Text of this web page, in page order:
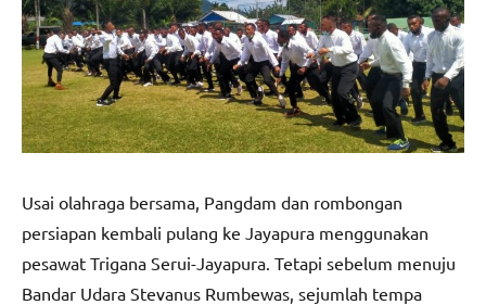
Usai olahraga bersama, Pangdam dan rombongan
persiapan kembali pulang ke Jayapura menggunakan
pesawat Trigana Serui-Jayapura. Tetapi sebelum menuju
Bandar Udara Stevanus Rumbewas, sejumlah tempa